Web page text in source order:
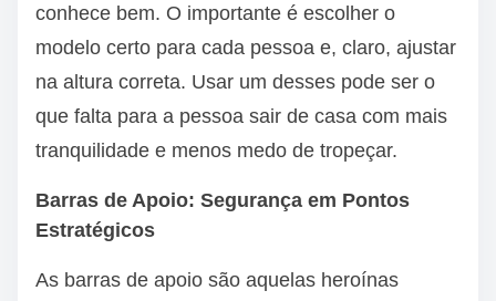
conhece bem. O importante é escolher o
modelo certo para cada pessoa e, claro, ajustar
na altura correta. Usar um desses pode ser o
que falta para a pessoa sair de casa com mais
tranquilidade e menos medo de tropeçar.
Barras de Apoio: Segurança em Pontos
Estratégicos
As barras de apoio são aquelas heroínas